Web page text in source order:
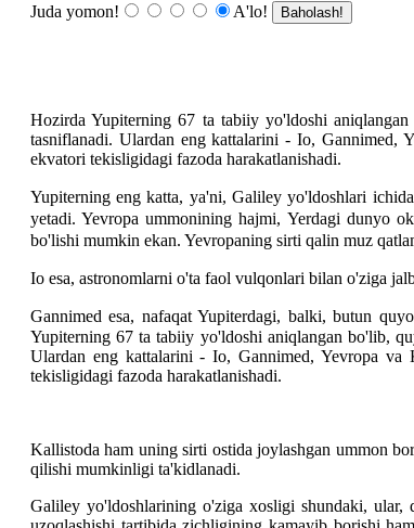
Juda yomon!
A'lo!
Hozirda Yupiterning 67 ta tabiiy yo'ldoshi
tasniflanadi. Ulardan eng kattalarini - Io, Gannimed,
ekvatori tekisligidagi fazoda harakatlanishadi.
Yupiterning eng katta, ya'ni, Galiley yo'ldoshlari
yetadi. Yevropa ummonining hajmi, Yerdagi dunyo
bo'lishi mumkin ekan. Yevropaning sirti qalin muz
Io esa, astronomlarni o'ta faol vulqonlari bilan o'ziga
Gannimed esa, nafaqat Yupiterdagi, balki, butun
Yupiterning 67 ta tabiiy yo'ldoshi aniqlangan bo'lib,
Ulardan eng kattalarini - Io, Gannimed, Yevropa
tekisligidagi fazoda harakatlanishadi.
Kallistoda ham uning sirti ostida joylashgan ummon
qilishi mumkinligi ta'kidlanadi.
Galiley yo'ldoshlarining o'ziga xosligi shundaki, ular,